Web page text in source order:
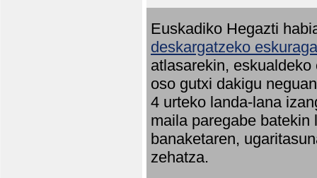
Euskadiko Hegazti
deskargatzeko
atlasarekin,
oso gutxi dakigu
4 urteko landa-lana
maila paregabe
banaketaren,
zehatza.